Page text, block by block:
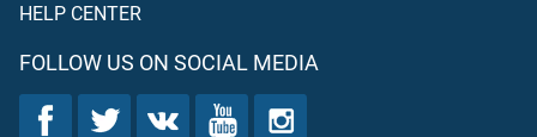
HELP CENTER
FOLLOW US ON SOCIAL MEDIA